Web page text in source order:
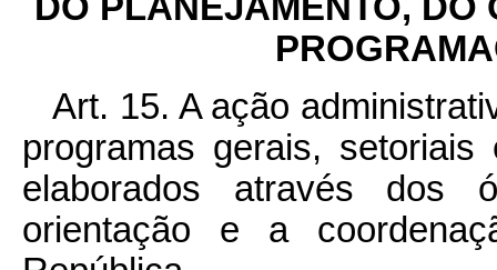
DO PLANEJAMENTO,
Art. 15. A ação
programas gerais,
elaborados através dos
orientação e a